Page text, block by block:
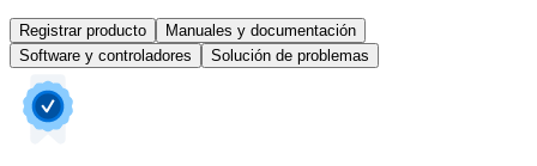
Registrar producto
Manuales y documentación
Software y controladores
Solución de problemas